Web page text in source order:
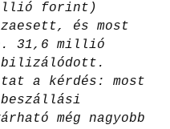
forint)
és most
31,6 millió
a kérdés: most
még nagyobb